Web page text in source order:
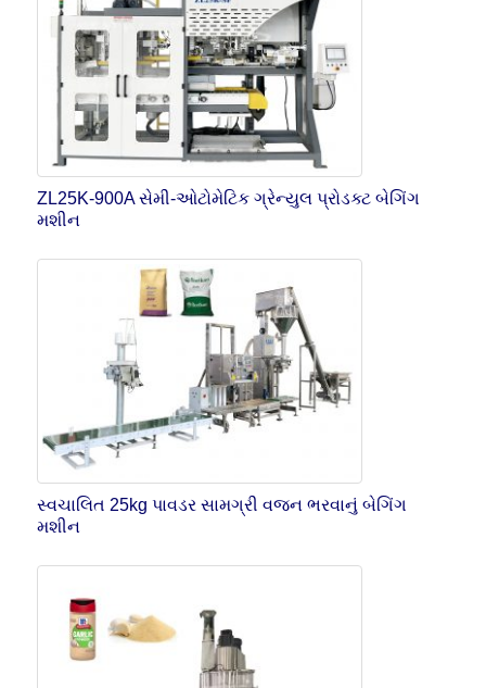
ZL25K-900A સેમી-ઓટોમેટિક ગ્રેન્યુલ પ્રોડક્ટ બેગિંગ
મશીન
સ્વચાલિત 25kg પાવડર સામગ્રી વજન ભરવાનું બેગિંગ
મશીન